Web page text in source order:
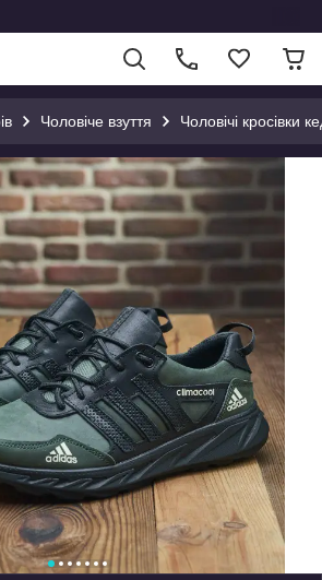
Чоловіче взуття Чоловічі кросівки